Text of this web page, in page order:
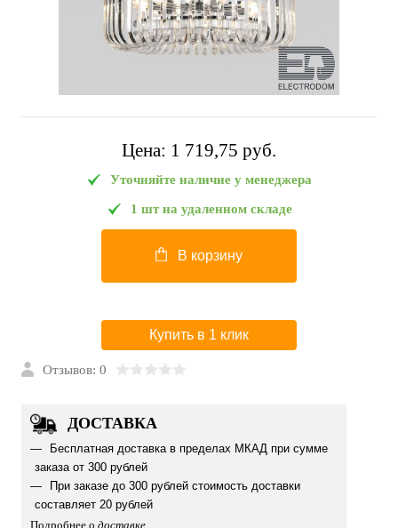
Цена: 1 719,75 pуб.
Уточняйте наличие у менеджера
1 шт на удаленном складе
В корзину
Купить в 1 клик
Отзывов: 0
ДОСТАВКА
Бесплатная доставка в пределах МКАД при сумме
заказа от 300 рублей
При заказе до 300 рублей стоимость доставки
составляет 20 рублей
Подробнее о доставке